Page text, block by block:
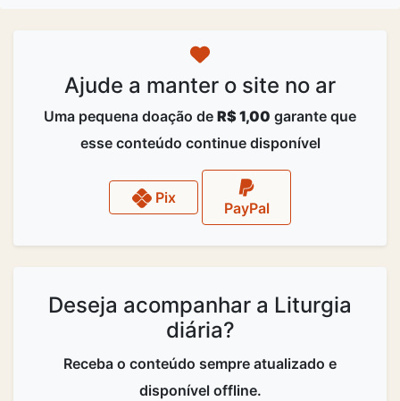
Ajude a manter o site no ar
Uma pequena doação de R$ 1,00 garante que
esse conteúdo continue disponível
Pix
PayPal
Deseja acompanhar a Liturgia
diária?
Receba o conteúdo sempre atualizado e
disponível offline.